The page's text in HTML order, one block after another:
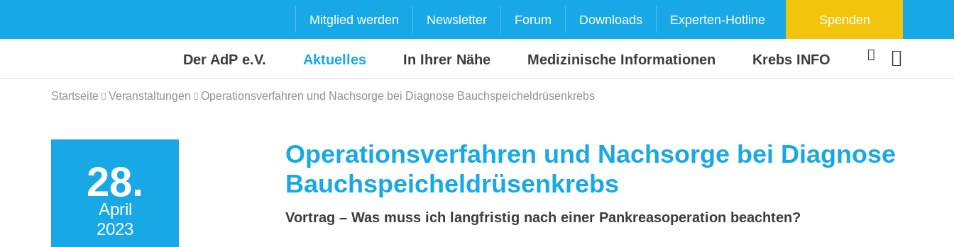
Mitglied werden Newsletter Forum Downloads Experten-Hotline Spenden
Der AdP e.V. Aktuelles In Ihrer Nähe Medizinische Informationen Krebs INFO
Startseite Veranstaltungen Operationsverfahren und Nachsorge bei Diagnose Bauchspeicheldrüsenkrebs
28.
April
2023
Operationsverfahren und Nachsorge bei Diagnose
Bauchspeicheldrüsenkrebs
Vortrag – Was muss ich langfristig nach einer Pankreasoperation beachten?